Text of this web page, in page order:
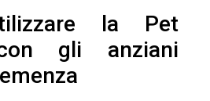
la Pet
gli anziani